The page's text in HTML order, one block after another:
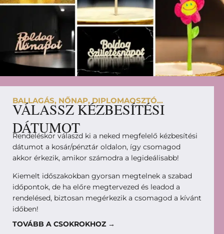
BALLAGÁS, NŐNAP, DIPLOMAOSZTÓ...
VÁLASSZ KÉZBESÍTÉSI
DÁTUMOT
Rendeléskor válaszd ki a neked megfelelő kézbesítési
dátumot a kosár/pénztár oldalon, így csomagod
akkor érkezik, amikor számodra a legideálisabb!
Kiemelt időszakokban gyorsan megtelnek a szabad
időpontok, de ha előre megtervezed és leadod a
rendelésed, biztosan megérkezik a csomagod a kívánt
időben!
TOVÁBB A CSOKROKHOZ →